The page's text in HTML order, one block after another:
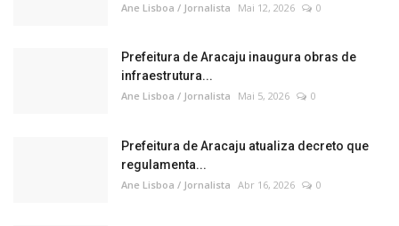
Ane Lisboa / Jornalista Mai 12, 2026 0
Prefeitura de Aracaju inaugura obras de
infraestrutura...
Ane Lisboa / Jornalista Mai 5, 2026 0
Prefeitura de Aracaju atualiza decreto que
regulamenta...
Ane Lisboa / Jornalista Abr 16, 2026 0